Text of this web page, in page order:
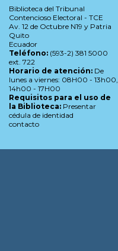
Biblioteca del Tribunal
Contencioso Electoral - TCE
Av. 12 de Octubre N19 y Patria
Quito
Ecuador
Teléfono: (593-2) 381 5000
ext. 722
Horario de atención: De
lunes a viernes: 08H00 - 13h00,
14h00 - 17H00
Requisitos para el uso de
la Biblioteca: Presentar
cédula de identidad
contacto